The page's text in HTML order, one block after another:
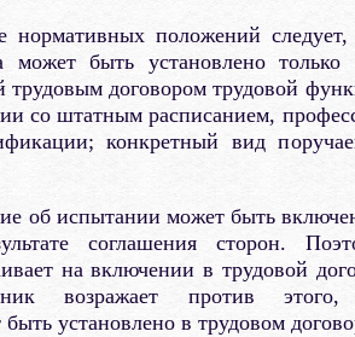
положений следует,
может быть установлено только
трудовым договором трудовой
со штатным расписанием,
конкретный вид
об испытании может быть
соглашения сторон.
на включении в трудовой
возражает против
установлено в трудовом